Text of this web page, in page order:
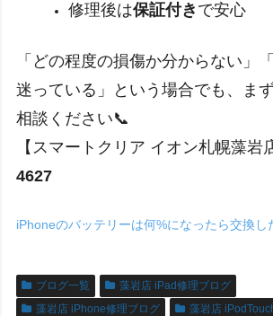
修理後は保証付き で安心
「どの程度の損傷か分からない」
迷っている」という場合でも、ま
相談ください📞
【スマートクリア イオン札幌藻岩
4627
iPhoneのバッテリーは何%になったら交換し
ブログ一覧
藻岩店 iPad修理ブログ
藻岩店 iPhone修理ブログ
藻岩店